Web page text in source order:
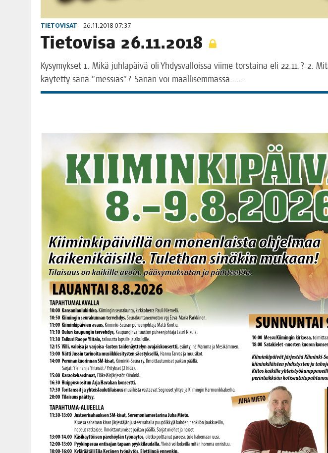
TIETOVISAT 26.11.2018 07:37
Tie­to­vi­sa 26.11.2018
Kysy­myk­set 1. Mikä juh­la­päi­vä oli Yhdys­val­lois­sa vii­me tors­tai­na eli 22.11.? 2.
käy­tet­ty sana ”mes­sias”? Sanan voi maallisemmassa.…..